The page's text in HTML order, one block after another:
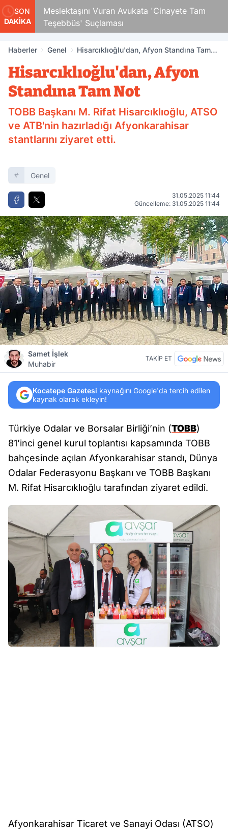
SON
DAKİKA
Meslektaşını Vuran Avukata 'Cinayete Tam
Teşebbüs' Suçlaması
Haberler Genel
Hisarcıklıoğlu'dan, Afyon Standına Tam
Hisarcıklıoğlu'dan, Afyon
Standına Tam Not
TOBB Başkanı M. Rifat Hisarcıklıoğlu, ATSO
ve ATB'nin hazırladığı Afyonkarahisar
stantlarını ziyaret etti.
Genel
31.05.2025 11:44
Güncelleme: 31.05.2025 11:44
Samet İşlek
Muhabir
TAKİP ET
Kocatepe Gazetesi kaynağını Google'da tercih edilen
kaynak olarak ekleyin!
Türkiye Odalar ve Borsalar Birliği’nin (TOBB)
81’inci genel kurul toplantısı kapsamında TOBB
bahçesinde açılan Afyonkarahisar standı, Dünya
Odalar Federasyonu Başkanı ve TOBB Başkanı
M. Rifat Hisarcıklıoğlu tarafından ziyaret edildi.
Afyonkarahisar Ticaret ve Sanayi Odası (ATSO)